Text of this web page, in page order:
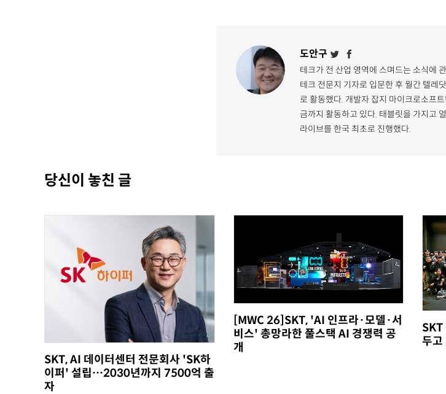
도안구
테크가 전 산업 영역에 스며드는 소식에
테크 전문지 기자로 입문한 후 월간 텔레
로 활동했다. 개발자 잡지 마이크로소프
금까지 활동하고 있다. 태블릿을 가지고
라이브를 한국 최초로 진행했다.
당신이 놓친 글
SKT, AI 데이터센터 전문회사 'SK하
이퍼' 설립…2030년까지 7500억 출
자
[MWC 26]SKT, 'AI 인프라·모델·서
비스' 총망라한 풀스택 AI 경쟁력 공
개
SKT
두고